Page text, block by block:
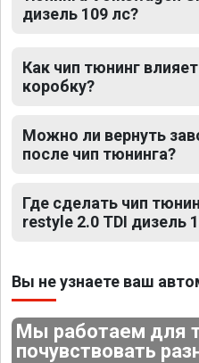
дизель 109 лс?
Как чип тюнинг
коробку?
Можно ли вернуть
после чип тюнинга?
Где сделать чип
restyle 2.0 TDI дизель
Вы не узнаете ваш
Мы работаем для
почувствовать